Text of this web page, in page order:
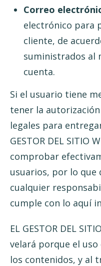
Correo
electrónico para
cliente, de
suministrados al
cuenta.
Si el usuario tiene
tener la
legales para
GESTOR DEL SITIO
comprobar
usuarios, por lo que
cualquier
cumple con lo aquí
EL GESTOR DEL
velará porque el
los contenidos, y al